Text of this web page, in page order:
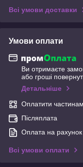
Всі умови доставки
Умови оплати
Ви отримаєте
або гроші
Детальніше
Оплатити
Післяплата
Оплата на рахунок
Всі умови оплати